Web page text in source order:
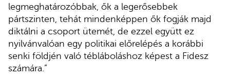
legmeghatározóbbak, ők a legerősebbek
pártszinten, tehát mindenképpen ők fogják majd
diktálni a csoport ütemét, de ezzel együtt ez
nyilvánvalóan egy politikai előrelépés a korábbi
senki földjén való tébláboláshoz képest a Fidesz
számára.”